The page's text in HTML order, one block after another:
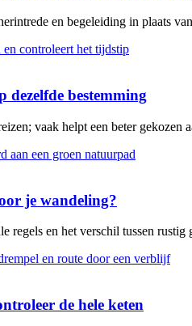
en begeleiding in plaats
dezelfde bestemming
vaak helpt een beter gekozen
je wandeling?
regels en het verschil tussen rustig
de hele keten